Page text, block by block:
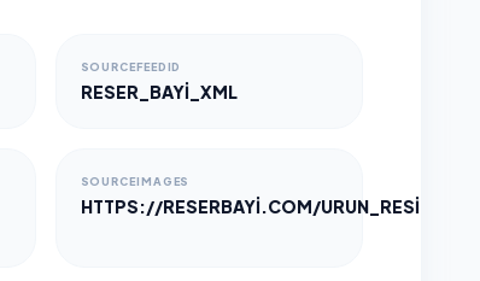
SOURCEFEEDID
RESER_BAYI_XML
SOURCEIMAGES
HTTPS://RESERBAYI.COM/